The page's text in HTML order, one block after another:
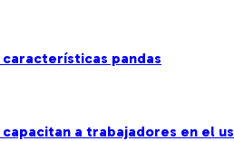
pandas
a trabajadores en el